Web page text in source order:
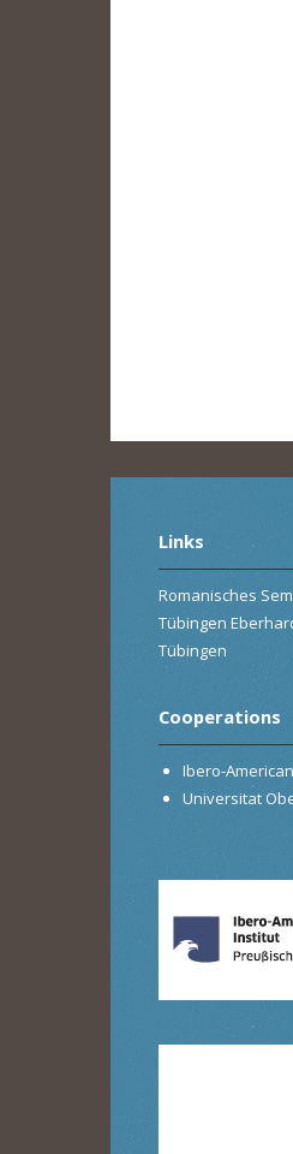
Links
Romanisches
Tübingen
Tübingen
Cooperations
Ibero-
Universitat